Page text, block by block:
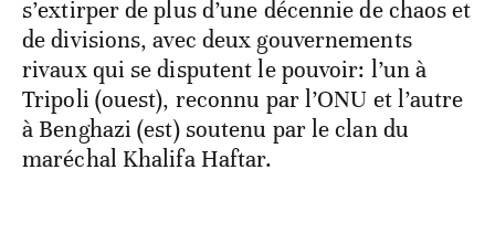
s’extirper de plus d’une décennie de chaos et
de divisions, avec deux gouvernements
rivaux qui se disputent le pouvoir: l’un à
Tripoli (ouest), reconnu par l’ONU et l’autre
à Benghazi (est) soutenu par le clan du
maréchal Khalifa Haftar.